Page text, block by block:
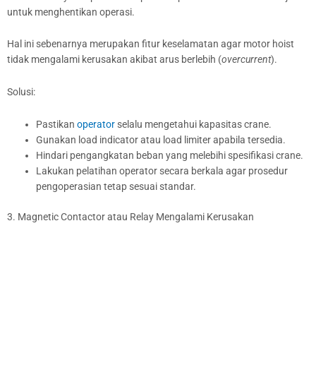
untuk menghentikan operasi.
Hal ini sebenarnya merupakan fitur keselamatan agar motor hoist
tidak mengalami kerusakan akibat arus berlebih (overcurrent).
Solusi:
Pastikanoperator selalu mengetahui kapasitas crane.
Gunakan load indicator atau load limiter apabila tersedia.
Hindari pengangkatan beban yang melebihi spesifikasi crane.
Lakukan pelatihan operator secara berkala agar prosedur
pengoperasian tetap sesuai standar.
3. Magnetic Contactor atau Relay Mengalami Kerusakan